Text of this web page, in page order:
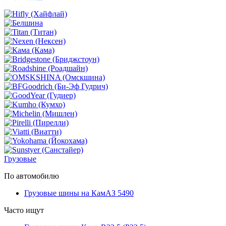
Грузовые
По автомобилю
Грузовые шины на КамАЗ 5490
Часто ищут